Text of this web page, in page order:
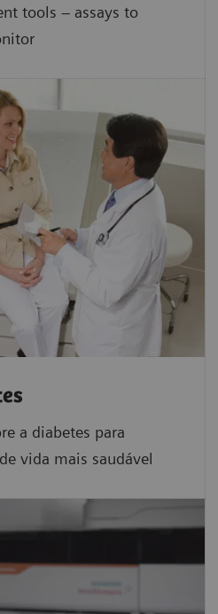
tools – assays to
a diabetes para
vida mais saudável